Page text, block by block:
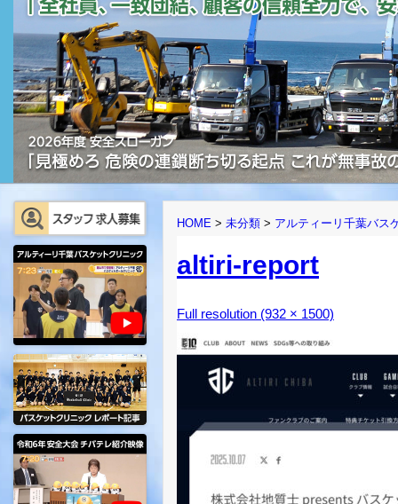
HOME > 未分類 > アルティーリ千葉バス
altiri-report
Full resolution (932 × 1500)